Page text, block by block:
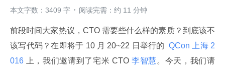
本文字数：3409 字
阅读完需：约 11 分钟
前段时间大家热议，CTO 需要些什么样的素质？到底该不
该写代码？在即将于 10 月 20~22 日举行的 QCon 上海 2
016
上，我们邀请到了宅米 CTO 李智慧 。今天，我们请